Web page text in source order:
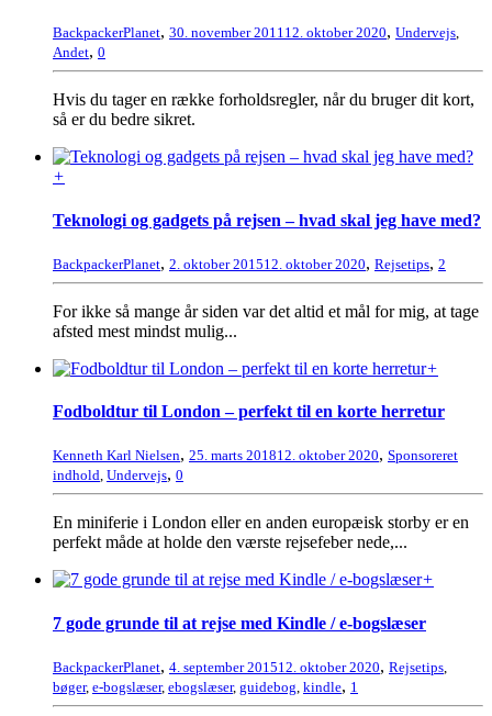
BackpackerPlanet, 30. november 201112. oktober 2020, Undervejs,
Andet, 0
Hvis du tager en række forholdsregler, når du bruger dit kort,
så er du bedre sikret.
+
Teknologi og gadgets på rejsen – hvad skal jeg have med?
BackpackerPlanet, 2. oktober 201512. oktober 2020, Rejsetips, 2
For ikke så mange år siden var det altid et mål for mig, at tage
afsted mest mindst mulig...
+
Fodboldtur til London – perfekt til en korte herretur
Kenneth Karl Nielsen, 25. marts 201812. oktober 2020, Sponsoreret
indhold, Undervejs, 0
En miniferie i London eller en anden europæisk storby er en
perfekt måde at holde den værste rejsefeber nede,...
+
7 gode grunde til at rejse med Kindle / e-bogslæser
BackpackerPlanet, 4. september 201512. oktober 2020, Rejsetips,
bøger, e-bogslæser, ebogslæser, guidebog, kindle, 1